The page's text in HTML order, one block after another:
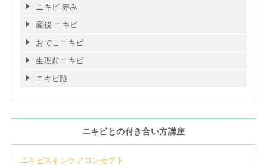
ニキビ 赤み
産後 ニキビ
おでこニキビ
生理前ニキビ
ニキビ跡
ニキビとの付き合い方講座
ニキビスキンケアコンセプト